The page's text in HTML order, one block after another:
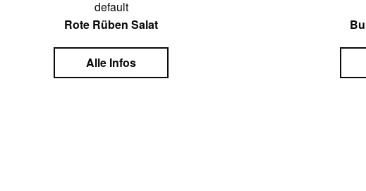
Rote Rüben Salat
Alle Infos